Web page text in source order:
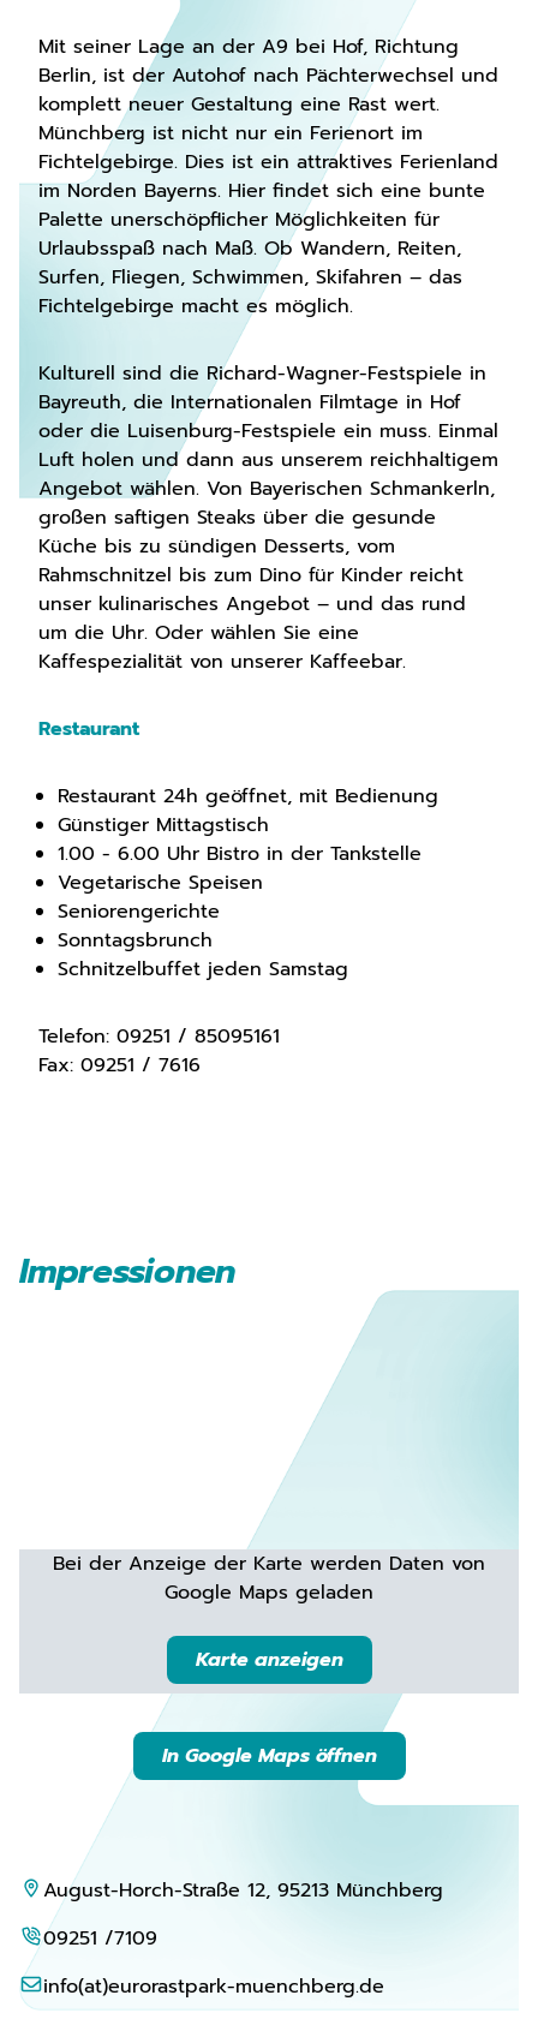
Mit seiner Lage an der A9 bei Hof, Richtung
Berlin, ist der Autohof nach Pächterwechsel und
komplett neuer Gestaltung eine Rast wert.
Münchberg ist nicht nur ein Ferienort im
Fichtelgebirge. Dies ist ein attraktives Ferienland
im Norden Bayerns. Hier findet sich eine bunte
Palette unerschöpflicher Möglichkeiten für
Urlaubsspaß nach Maß. Ob Wandern, Reiten,
Surfen, Fliegen, Schwimmen, Skifahren – das
Fichtelgebirge macht es möglich.
Kulturell sind die Richard-Wagner-Festspiele in
Bayreuth, die Internationalen Filmtage in Hof
oder die Luisenburg-Festspiele ein muss. Einmal
Luft holen und dann aus unserem reichhaltigem
Angebot wählen. Von Bayerischen Schmankerln,
großen saftigen Steaks über die gesunde
Küche bis zu sündigen Desserts, vom
Rahmschnitzel bis zum Dino für Kinder reicht
unser kulinarisches Angebot – und das rund
um die Uhr. Oder wählen Sie eine
Kaffespezialität von unserer Kaffeebar.
Restaurant
Restaurant 24h geöffnet, mit Bedienung
Günstiger Mittagstisch
1.00 - 6.00 Uhr Bistro in der Tankstelle
Vegetarische Speisen
Seniorengerichte
Sonntagsbrunch
Schnitzelbuffet jeden Samstag
Telefon: 09251 / 85095161
Fax: 09251 / 7616
Impressionen
Bei der Anzeige der Karte werden Daten von
Google Maps geladen
Karte anzeigen
In Google Maps öffnen
August-Horch-Straße 12, 95213 Münchberg
09251 /7109
info(at)eurorastpark-muenchberg.de